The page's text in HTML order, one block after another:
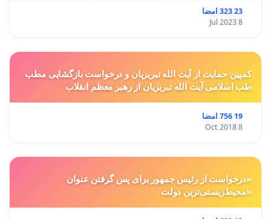
23 323 امضا
8 Jul 2023
کمپین حمایت از آیت الله تبریزیان و درخواست بازگشایی مطب
طب اسلامی آیت الله تبریزیان از رهبر معظم انقلاب
19 756 امضا
8 Oct 2018
«درخواست از رئیس جمهور برای پس گرفتن عنوان
«محیط‌زیستی‌ترین دولت